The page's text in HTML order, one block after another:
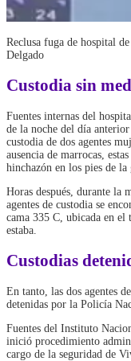
Reclusa fuga de hospital
Delgado
Custodia sin
Fuentes internas del
de la noche del día
custodia de dos agentes
ausencia de marrocas,
hinchazón en los pies de la
Horas después, durante la
agentes de custodia se
cama 335 C, ubicada en el
estaba.
Custodias
En tanto, las dos agentes
detenidas por la Policía
Fuentes del Instituto
inició procedimiento
cargo de la seguridad de